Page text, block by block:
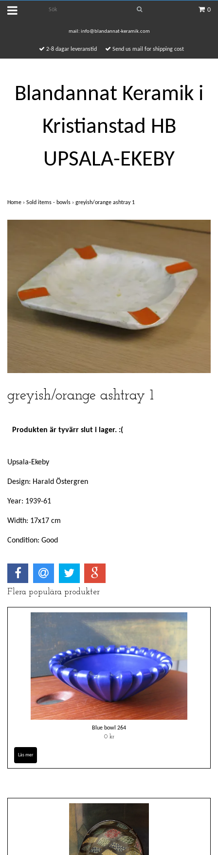
0
mail: info@blandannat-keramik.com
2-8 dagar leveranstid Send us mail for shipping cost
Blandannat Keramik i
Kristianstad HB
UPSALA-EKEBY
Home › Sold items - bowls › greyish/orange ashtray 1
greyish/orange ashtray 1
Produkten är tyvärr slut i lager. :(
Upsala-Ekeby
Design: Harald Östergren
Year: 1939-61
Width: 17x17 cm
Condition: Good
Flera populära produkter
Blue bowl 264
0 kr
Läs mer